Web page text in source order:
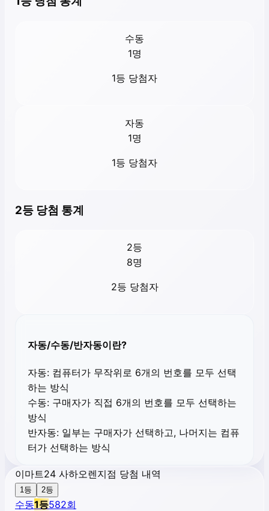
수동
1명
1등 당첨자
자동
1명
1등 당첨자
2등 당첨 통계
2등
8명
2등 당첨자
자동/수동/반자동이란?
자동: 컴퓨터가 무작위로 6개의 번호를 모두 선택
하는 방식
수동: 구매자가 직접 6개의 번호를 모두 선택하는
방식
반자동: 일부는 구매자가 선택하고, 나머지는 컴퓨
터가 선택하는 방식
이마트24 사하오렌지점 당첨 내역
1등 2등
수동1등582회